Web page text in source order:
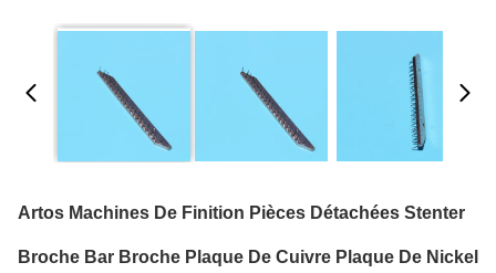
Artos Machines De Finition Pièces Détachées Stenter
Broche Bar Broche Plaque De Cuivre Plaque De Nickel